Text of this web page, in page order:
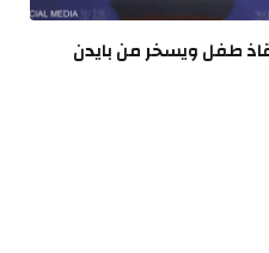
طفل ويسخر من بايدن